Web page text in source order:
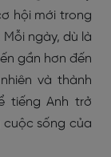
hội mới trong
ngày, dù là
gần hơn đến
và thành
tiếng Anh trở
sống của